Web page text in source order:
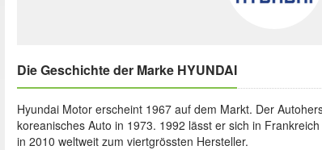
Die Geschichte der Marke HYUNDAI
Hyundai Motor erscheint 1967 auf dem Markt. Der
koreanisches Auto in 1973. 1992 lässt er sich in
in 2010 weltweit zum viertgrössten Hersteller.